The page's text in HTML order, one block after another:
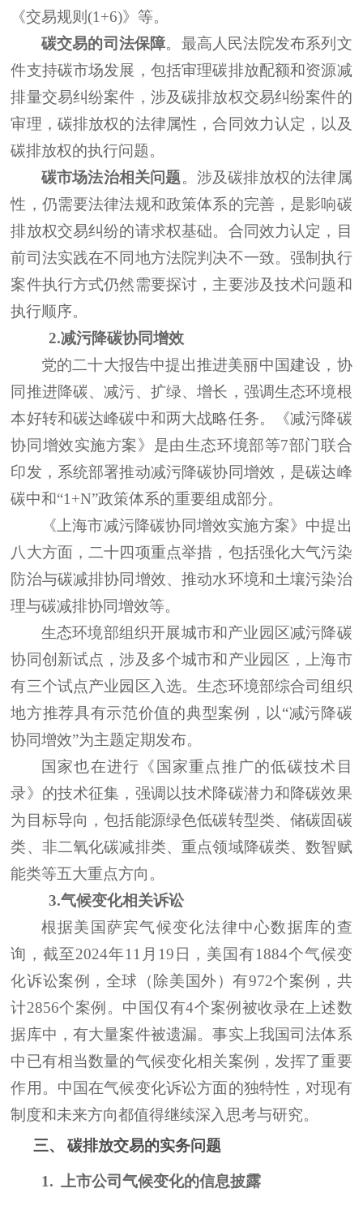
《交易规则(1+6)》等。
碳交易的司法保障。最高人民法院发布系列文
件支持碳市场发展，包括审理碳排放配额和资源减
排量交易纠纷案件， 涉及碳排放权交易纠纷案件的
审理，碳排放权的法律属性，合同效力认定，以及
碳排放权的执行问题。
碳市场法治相关问题。 涉及碳排放权的法律属
性， 仍需要法律法规和政策体系的完善，是影响碳
排放权交易纠纷的请求权基础。合同效力认定，目
前司法实践在不同地方法院判决不一致。强制执行
案件执行方式仍然需要探讨，主要涉及技术问题和
执行顺序。
2.减污降碳协同增效
党的二十大报告中提出推进美丽中国建设，协
同推进降碳、减污、扩绿、增长，强调生态环境根
本好转和碳达峰碳中和两大战略任务。《减污降碳
协同增效实施方案》是由生态环境部等7部门联合
印发，系统部署推动减污降碳协同增效，是碳达峰
碳中和“1+N”政策体系的重要组成部分。
《上海市减污降碳协同增效实施方案》中提出
八大方面，二十四项重点举措，包括强化大气污染
防治与碳减排协同增效、推动水环境和土壤污染治
理与碳减排协同增效等。
生态环境部组织开展城市和产业园区减污降碳
协同创新试点，涉及多个城市和产业园区，上海市
有三个试点产业园区入选。生态环境部综合司组织
地方推荐具有示范价值的典型案例，以“减污降碳
协同增效”为主题定期发布。
国家也在进行《国家重点推广的低碳技术目
录》的技术征集，强调以技术降碳潜力和降碳效果
为目标导向，包括能源绿色低碳转型类、储碳固碳
类、非二氧化碳减排类、重点领域降碳类、数智赋
能类等五大重点方向。
3.气候变化相关诉讼
根据美国萨宾气候变化法律中心数据库的查
询，截至2024年11月19日，美国有1884个气候变
化诉讼案例，全球（除美国外）有972个案例，共
计2856个案例。中国仅有4个案例被收录在上述数
据库中，有大量案件被遗漏。事实上我国司法体系
中已有相当数量的气候变化相关案例，发挥了重要
作用。中国在气候变化诉讼方面的独特性，对现有
制度和未来方向都值得继续深入思考与研究。
三、
碳排放交易的实务问题
1. 上市公司气候变化的信息披露